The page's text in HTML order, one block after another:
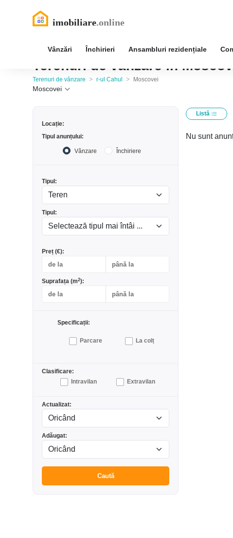
Vânzări Închirieri Ansambluri rezidențiale
Terenuri de vânzare în
Terenuri de vânzare > r-ul Cahul > Moscovei
Moscovei
Locație:
Tipul anunțului:
Vânzare Închiriere
Tipul:
Tipul:
Preț (€):
Suprafața (m2):
Specificații:
Parcare La colț
Clasificare:
Intravilan
Extravilan
Actualizat:
Adăugat:
Caută
Listă
Nu sunt